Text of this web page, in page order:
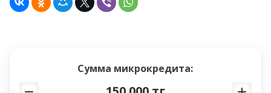
Сумма микрокредита: